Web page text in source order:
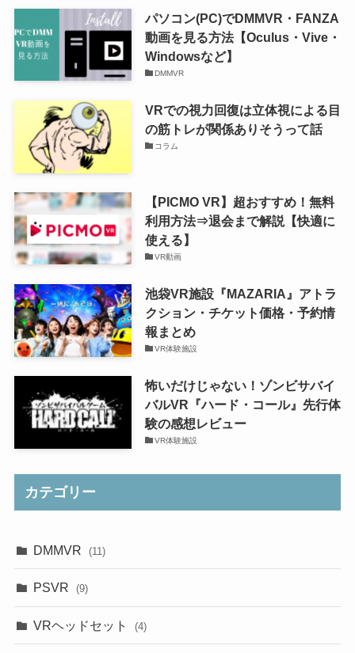
パソコン(PC)でDMMVR・FANZA
動画を見る方法【Oculus・Vive・
Windowsなど】
DMMVR
VRでの視力回復は立体視による目
の筋トレが関係ありそうって話
コラム
【PICMO VR】超おすすめ！無料
利用方法⇒退会まで解説【快適に
使える】
VR動画
池袋VR施設『MAZARIA』アトラ
クション・チケット価格・予約情
報まとめ
VR体験施設
怖いだけじゃない！ゾンビサバイ
バルVR『ハード・コール』先行体
験の感想レビュー
VR体験施設
カテゴリー
DMMVR (11)
PSVR (9)
VRヘッドセット (4)